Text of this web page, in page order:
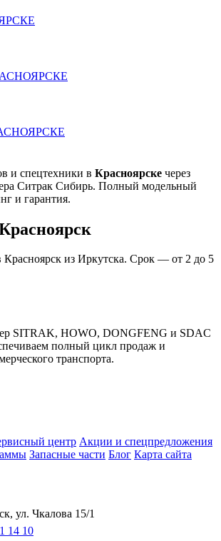
и спецтехники в Красноярске через
Ситрак Сибирь. Полный модельный
и гарантия.
Красноярск из Иркутска. Срок — от 2 до 5
SITRAK, HOWO, DONGFENG и SDAC
полный цикл продаж и
транспорта.
центр Акции и спецпредложения
Запасные части Блог Карта сайта
ул. Чкалова 15/1
14 10